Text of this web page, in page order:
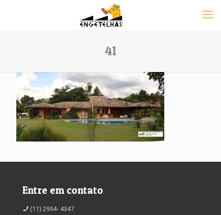
41
Entre em contato
(11) 2954- 4347